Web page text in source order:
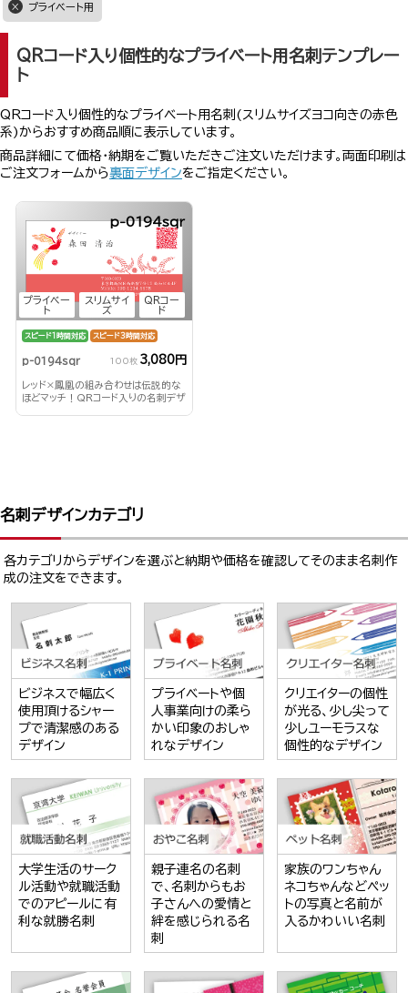
プライベート用
QRコード入り個性的なプライベート用名刺テンプレー
ト
QRコード入り個性的なプライベート用名刺(スリムサイズヨコ向きの赤色
系)からおすすめ商品順に表示しています。
商品詳細にて価格・納期をご覧いただきご注文いただけます。両面印刷は
ご注文フォームから裏面デザインをご指定ください。
プライベー
ト
スリムサイ
ズ
QRコー
ド
p-0194sqr
スピード1時間対応 スピード3時間対応
p-0194sqr 100枚 3,080円
レッド×鳳凰の組み合わせは伝説的な
ほどマッチ！QRコード入りの名刺デザ
名刺デザインカテゴリ
各カテゴリからデザインを選ぶと納期や価格を確認してそのまま名刺作
成の注文をできます。
ビジネスで幅広く
使用頂けるシャー
プで清潔感のある
デザイン
プライベートや個
人事業向けの柔ら
かい印象のおしゃ
れなデザイン
クリエイターの個性
が光る、少し尖って
少しユーモラスな
個性的なデザイン
大学生活のサーク
ル活動や就職活動
でのアピールに有
利な就勝名刺
親子連名の名刺
で、名刺からもお
子さんへの愛情と
絆を感じられる名
刺
家族のワンちゃん
ネコちゃんなどペッ
トの写真と名前が
入るかわいい名刺